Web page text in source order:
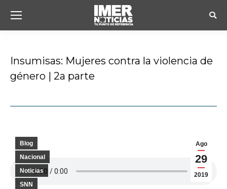
Insumisas: Mujeres contra la violencia de
género | 2a parte
Ago
29
2019
Blog
Nacional
Noticias
SNN